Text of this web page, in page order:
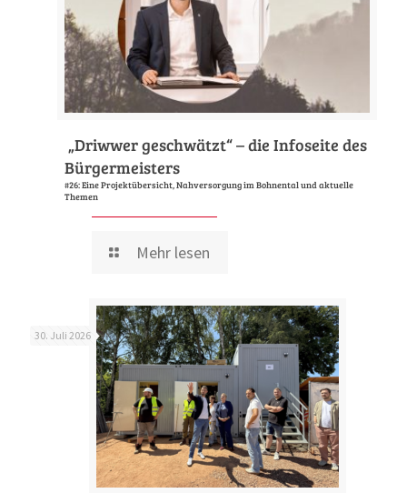
„Driwwer geschwätzt“ – die Infoseite des
Bürgermeisters
#26: Eine Projektübersicht, Nahversorgung im Bohnental und aktuelle
Themen
Mehr lesen
30. Juli 2026